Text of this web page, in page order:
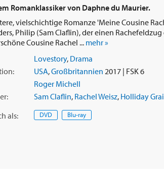
Romanklassiker von Daphne du Maurier.
vielschichtige Romanze 'Meine Cousine
Philip (Sam Claflin), der einen
Cousine Rachel ... mehr »
Lovestory, Drama
USA,Großbritannien 2017 | FSK 6
Roger Michell
Sam Claflin, Rachel Weisz, Holliday
als: DVD Blu-ray